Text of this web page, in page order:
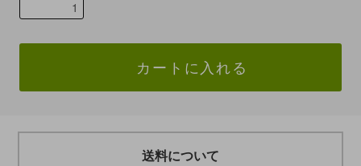
カートに入れる
送料について